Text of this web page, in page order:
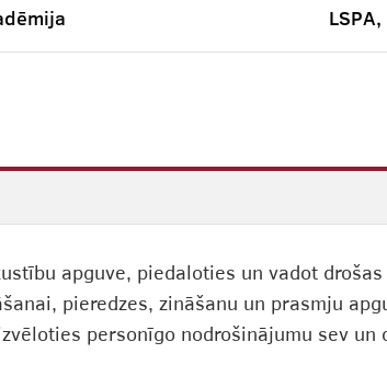
apguve, piedaloties un vadot
pieredzes, zināšanu un prasmju
personīgo nodrošinājumu sev un